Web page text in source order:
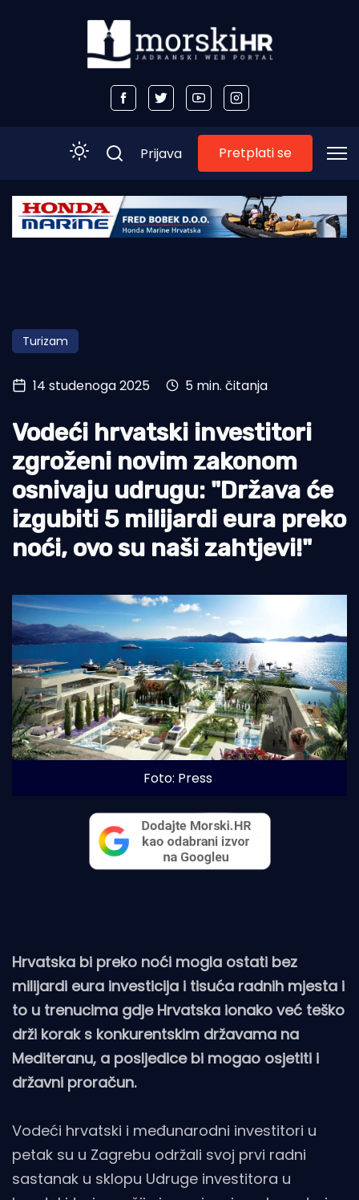
Početna
Obala
Otoci
Turizam i nautika
Pomorstvo
Ribolov
Ekologija
Tradicija i kultura
Prijava Pretplati se
Turizam
14 studenoga 2025 5 min. čitanja
Vodeći hrvatski investitori
zgroženi novim zakonom
osnivaju udrugu: "Država će
izgubiti 5 milijardi eura preko
noći, ovo su naši zahtjevi!"
Foto: Press
Hrvatska bi preko noći mogla ostati bez
milijardi eura investicija i tisuća radnih mjesta i
to u trenucima gdje Hrvatska ionako već teško
drži korak s konkurentskim državama na
Mediteranu, a posljedice bi mogao osjetiti i
državni proračun.
Vodeći hrvatski i međunarodni investitori u
petak su u Zagrebu održali svoj prvi radni
sastanak u sklopu Udruge investitora u